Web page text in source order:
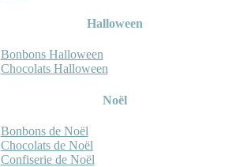
Halloween
Bonbons Halloween
Chocolats Halloween
Noël
Bonbons de Noël
Chocolats de Noël
Confiserie de Noël